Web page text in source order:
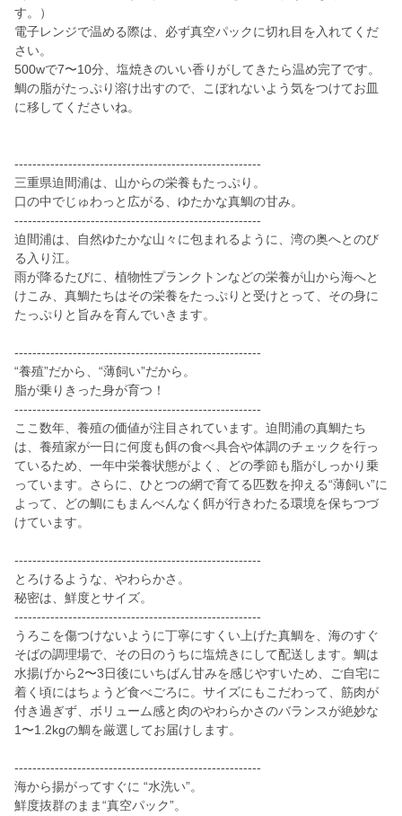
す。）
電子レンジで温める際は、必ず真空パックに切れ目を入れてくだ
さい。
500wで7〜10分、塩焼きのいい香りがしてきたら温め完了です。
鯛の脂がたっぷり溶け出すので、こぼれないよう気をつけてお皿
に移してくださいね。
-------------------------------------------------------
三重県迫間浦は、山からの栄養もたっぷり。
口の中でじゅわっと広がる、ゆたかな真鯛の甘み。
-------------------------------------------------------
迫間浦は、自然ゆたかな山々に包まれるように、湾の奥へとのび
る入り江。
雨が降るたびに、植物性プランクトンなどの栄養が山から海へと
けこみ、真鯛たちはその栄養をたっぷりと受けとって、その身に
たっぷりと旨みを育んでいきます。
-------------------------------------------------------
“養殖”だから、“薄飼い”だから。
脂が乗りきった身が育つ！
-------------------------------------------------------
ここ数年、養殖の価値が注目されています。迫間浦の真鯛たち
は、養殖家が一日に何度も餌の食べ具合や体調のチェックを行っ
ているため、一年中栄養状態がよく、どの季節も脂がしっかり乗
っています。さらに、ひとつの網で育てる匹数を抑える“薄飼い”に
よって、どの鯛にもまんべんなく餌が行きわたる環境を保ちつづ
けています。
-------------------------------------------------------
とろけるような、やわらかさ。
秘密は、鮮度とサイズ。
-------------------------------------------------------
うろこを傷つけないように丁寧にすくい上げた真鯛を、海のすぐ
そばの調理場で、その日のうちに塩焼きにして配送します。鯛は
水揚げから2〜3日後にいちばん甘みを感じやすいため、ご自宅に
着く頃にはちょうど食べごろに。サイズにもこだわって、筋肉が
付き過ぎず、ボリューム感と肉のやわらかさのバランスが絶妙な
1〜1.2kgの鯛を厳選してお届けします。
-------------------------------------------------------
海から揚がってすぐに “水洗い”。
鮮度抜群のまま“真空パック”。